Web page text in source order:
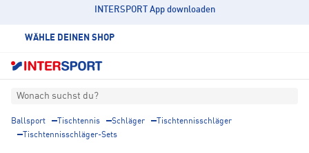
INTERSPORT App downloaden
WÄHLE DEINEN SHOP
Wonach suchst du?
Ballsport Tischtennis Schläger
Tischtennisschläger
Tischtennisschläger-Sets